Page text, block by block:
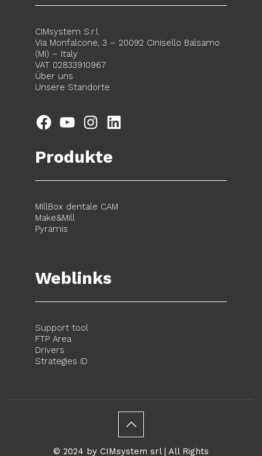
CIMsystem S.r.l.
Via Monfalcone, 3 – 20092 Cinisello Balsamo
(MI) – Italy
VAT 02833910967
Über uns
Unsere Standorte
FacebookYouTubeInstagram
Produkte
MillBox dentale CAM
Make&Mill
Pyramis
Weblinks
Support tool
FTP Area
Drivers
Strategies ID
© 2024 by CIMsystem srl | All Rights